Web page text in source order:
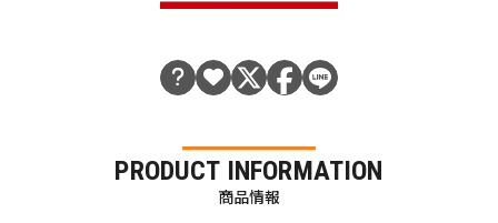
PRODUCT INFORMATION
商品情報